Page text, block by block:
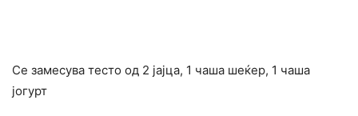
Се замесува тесто од 2 јајца, 1 чаша шеќер, 1 чаша
јогурт